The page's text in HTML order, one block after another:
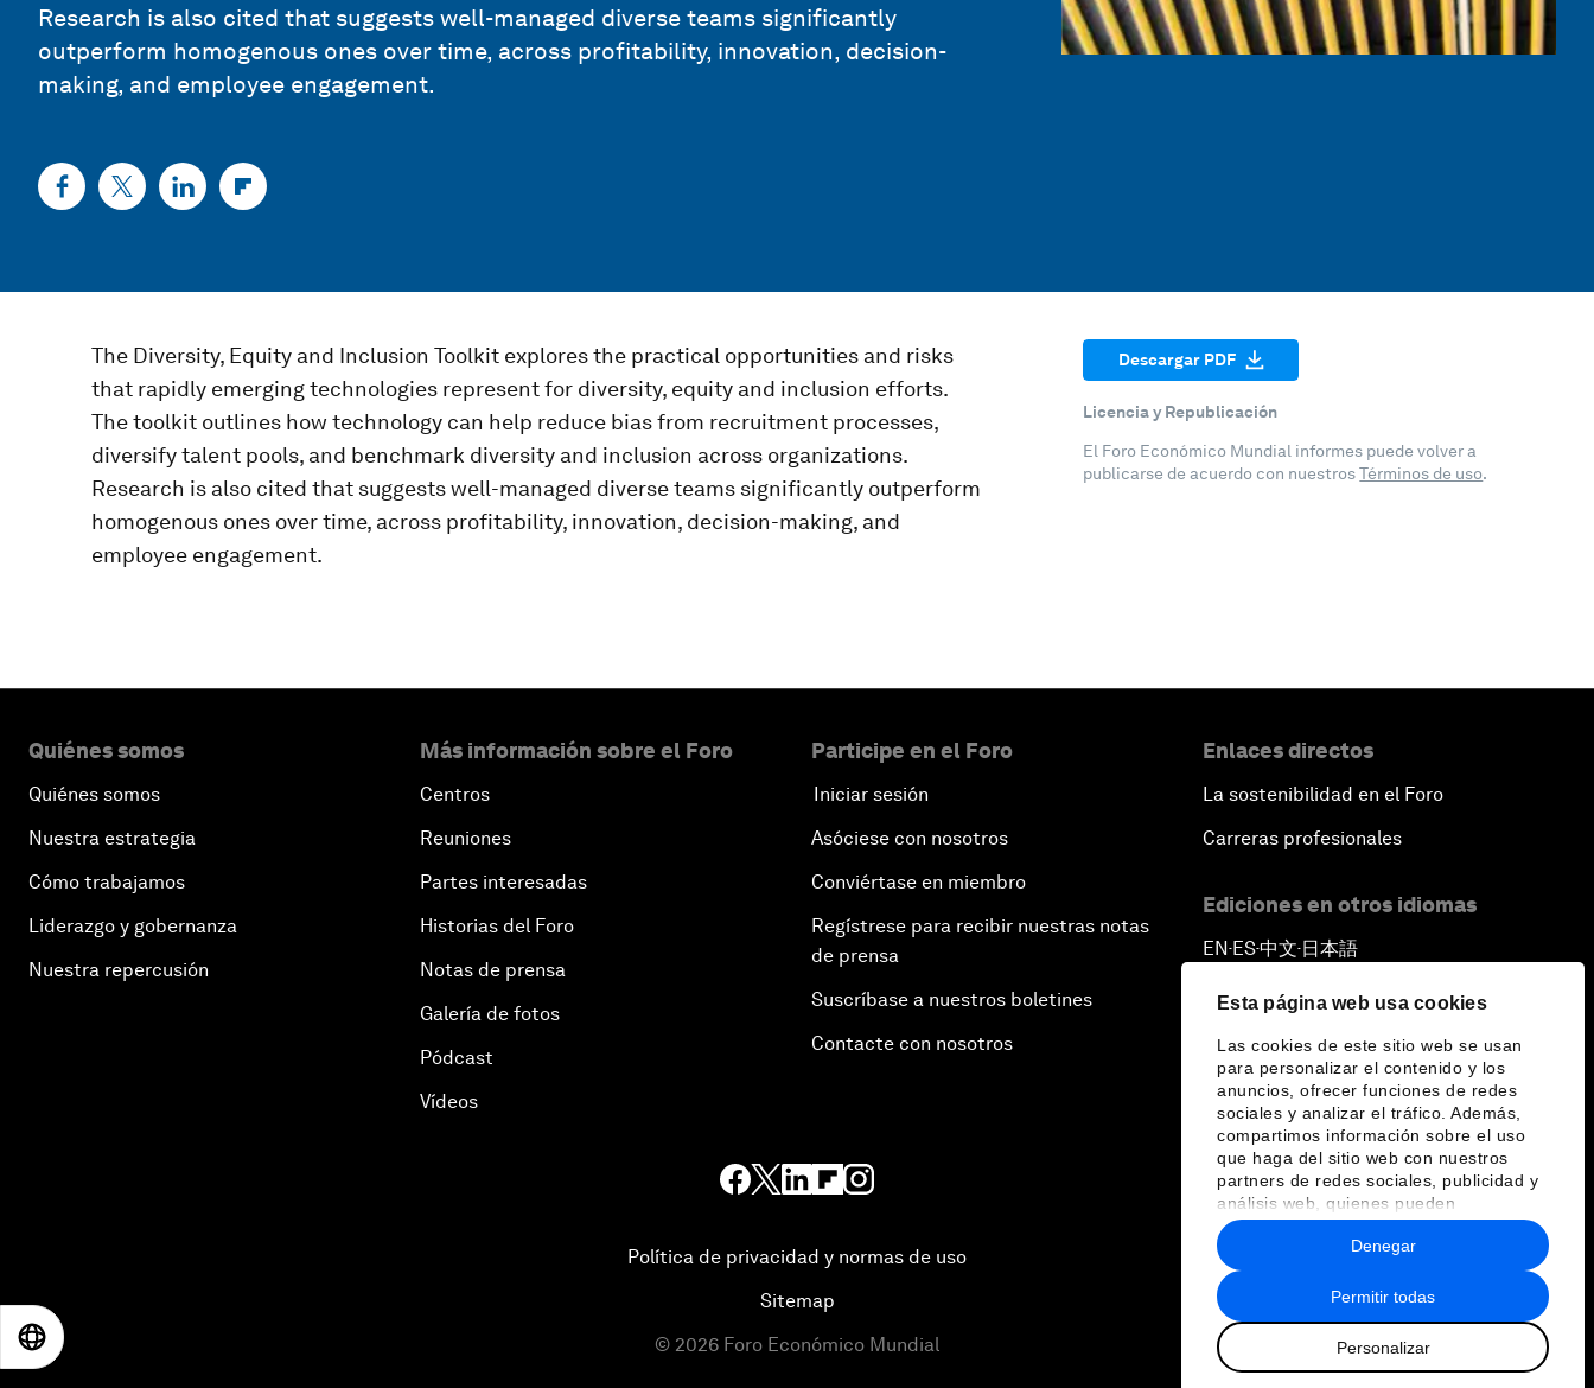
Esta página web usa cookies
Las cookies de este sitio web se usan
para personalizar el contenido y los
anuncios, ofrecer funciones de redes
sociales y analizar el tráfico. Además,
compartimos información sobre el uso
que haga del sitio web con nuestros
partners de redes sociales, publicidad y
análisis web, quienes pueden
combinarla con otra información que les
haya proporcionado o que hayan
recopilado a partir del uso que haya
hecho de sus servicios.
Permitir todas
Personalizar
Denegar
Research is also cited that suggests well-managed diverse teams significantly
outperform homogenous ones over time, across profitability, innovation, decision-
making, and employee engagement.
The Diversity, Equity and Inclusion Toolkit explores the practical opportunities and risks
that rapidly emerging technologies represent for diversity, equity and inclusion efforts.
The toolkit outlines how technology can help reduce bias from recruitment processes,
diversify talent pools, and benchmark diversity and inclusion across organizations.
Research is also cited that suggests well-managed diverse teams significantly outperform
homogenous ones over time, across profitability, innovation, decision-making, and
employee engagement.
Descargar PDF
Licencia y Republicación
El Foro Económico Mundial informes puede volver a
publicarse de acuerdo con nuestrosTérminos de uso.
Quiénes somos
Quiénes somos
Nuestra estrategia
Cómo trabajamos
Liderazgo y gobernanza
Nuestra repercusión
Más información sobre el Foro
Centros
Reuniones
Partes interesadas
Historias del Foro
Notas de prensa
Galería de fotos
Pódcast
Vídeos
Participe en el Foro
Iniciar sesión
Asóciese con nosotros
Conviértase en miembro
Regístrese para recibir nuestras notas
de prensa
Suscríbase a nuestros boletines
Contacte con nosotros
Enlaces directos
La sostenibilidad en el Foro
Carreras profesionales
Ediciones en otros idiomas
EN ▪ES▪中文▪ 日本語
Política de privacidad y normas de uso
Sitemap
© 2026 Foro Económico Mundial